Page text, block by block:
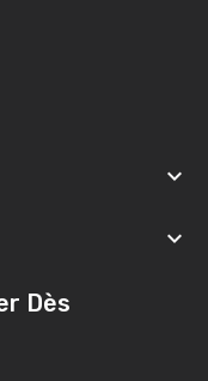


Dès